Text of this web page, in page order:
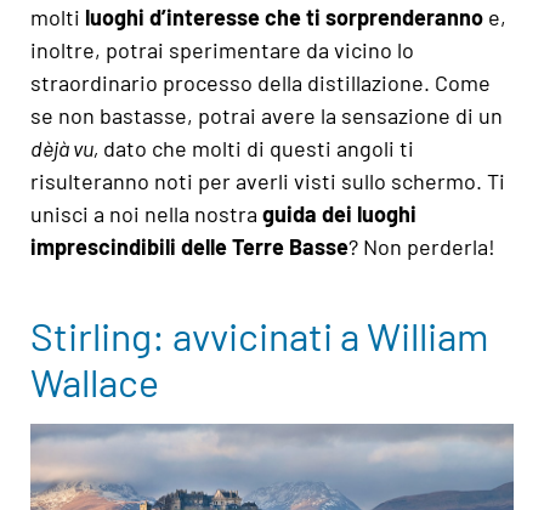
molti luoghi d’interesse che ti sorprenderanno e,
inoltre, potrai sperimentare da vicino lo
straordinario processo della distillazione. Come
se non bastasse, potrai avere la sensazione di un
dèjà vu, dato che molti di questi angoli ti
risulteranno noti per averli visti sullo schermo. Ti
unisci a noi nella nostra guida dei luoghi
imprescindibili delle Terre Basse? Non perderla!
Stirling: avvicinati a William
Wallace